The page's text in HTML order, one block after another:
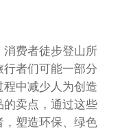
消费者徒步登山所
者们可能一部分
中减少人为创造
的卖点，通过这些
塑造环保、绿色